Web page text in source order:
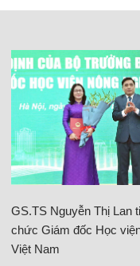
GS.TS Nguyễn Thị Lan
chức Giám đốc Học
Việt Nam